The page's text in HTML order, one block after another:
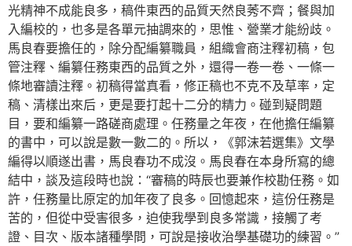
光精神不成能良多，稿件東西的品質天然良莠不齊；餐與加
入編校的，也多是各單元抽調來的，思惟、營業才能紛歧。
馬良春要擔任的，除分配編纂職員，組織會商注釋初稿，包
管注釋、編纂任務東西的品質之外，還得一卷一卷、一條一
條地審讀注釋。初稿得當真看，修正稿也不克不及草率，定
稿、清樣出來后，更是要打起十二分的精力。碰到疑問題
目，要和編纂一路磋商處理。任務量之年夜，在他擔任編纂
的書中，可以說是數一數二的。所以，《郭沫若選集》文學
編得以順遂出書，馬良春功不成沒。馬良春在本身所寫的總
結中，談及這段時也說：“審稿的時辰也要兼作校勘任務。如
許，任務量比原定的加年夜了良多。回憶起來，這份任務是
苦的，但從中受害很多，迫使我學到良多常識，接觸了考
證、目次、版本諸種學問，可說是接收治學基礎功的練習。”